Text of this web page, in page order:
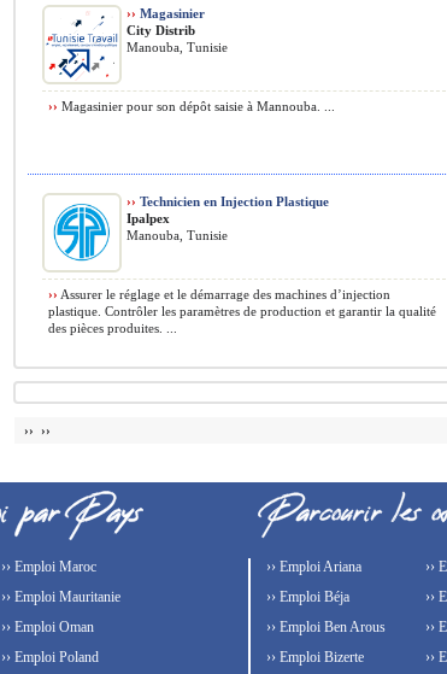
›› Magasinier
City Distrib
Manouba, Tunisie
›› Magasinier pour son dépôt saisie à Mannouba. ...
›› Technicien en Injection Plastique
Ipalpex
Manouba, Tunisie
›› Assurer le réglage et le démarrage des machines d’injection
plastique. Contrôler les paramètres de production et garantir la qualité
des pièces produites. ...
›› ››
›› Emploi Maroc
›› Emploi Mauritanie
›› Emploi Oman
›› Emploi Poland
›› Emploi Ariana
›› Emploi Béja
›› Emploi Ben Arous
›› Emploi Bizerte
››
››
››
››